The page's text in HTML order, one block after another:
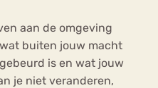
aan de omgeving
buiten jouw macht
is en wat jouw
je niet veranderen,